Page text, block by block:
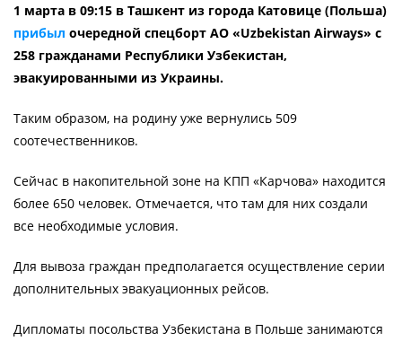
1 марта в 09:15 в Ташкент из города Катовице (Польша)
прибыл очередной спецборт АО «Uzbekistan Airways» с
258 гражданами Республики Узбекистан,
эвакуированными из Украины.
Таким образом, на родину уже вернулись 509
соотечественников.
Сейчас в накопительной зоне на КПП «Карчова» находится
более 650 человек. Отмечается, что там для них создали
все необходимые условия.
Для вывоза граждан предполагается осуществление серии
дополнительных эвакуационных рейсов.
Дипломаты посольства Узбекистана в Польше занимаются